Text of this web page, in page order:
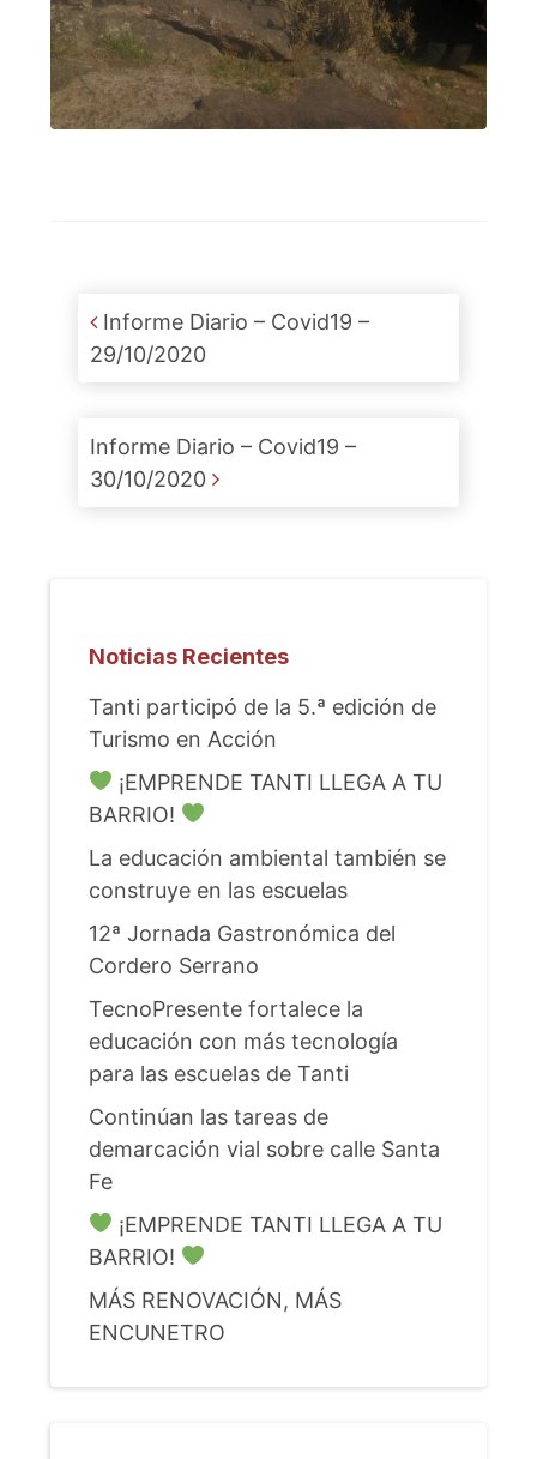
Post navigation
Informe Diario – Covid19 –
29/10/2020
Informe Diario – Covid19 –
30/10/2020
Noticias Recientes
Tanti participó de la 5.ª edición de
Turismo en Acción
¡EMPRENDE TANTI LLEGA A TU
BARRIO!
La educación ambiental también se
construye en las escuelas
12ª Jornada Gastronómica del
Cordero Serrano
TecnoPresente fortalece la
educación con más tecnología
para las escuelas de Tanti
Continúan las tareas de
demarcación vial sobre calle Santa
Fe
¡EMPRENDE TANTI LLEGA A TU
BARRIO!
MÁS RENOVACIÓN, MÁS
ENCUNETRO